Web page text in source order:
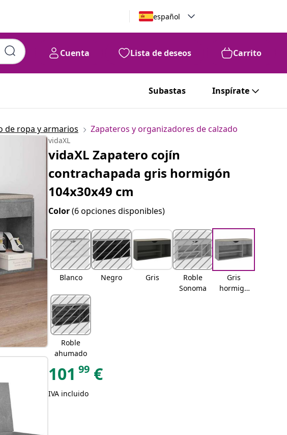
español
Cuenta Lista de deseos Carrito
Subastas Inspírate
de ropa y armarios Zapateros y organizadores de calzado
vidaXL
vidaXL Zapatero cojín
contrachapada gris hormigón
104x30x49 cm
Color(6 opciones disponibles)
Blanco Negro Gris
Roble
Sonoma
Gris
hormigó
Roble
ahumado
101 99 €
IVA incluido